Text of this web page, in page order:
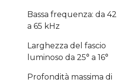
Bassa frequenza: da 42
a 65 kHz
Larghezza del fascio
luminoso da 25° a 16°
Profondità massima di